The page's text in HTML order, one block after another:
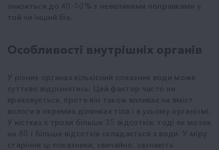
знизиться до 40-50% з невеликими поправками у
той чи інший бік.
Особливості внутрішніх органів
У різних органах кількісний показник води може
суттєво відрізнятись. Цей фактор часто не
враховується, проте він також впливає на вміст
вологи в окремих ділянках тіла і в усьому організмі.
У кістках є трохи більше 35 відсотків, тоді як мозок
на 80 і більше відсотків складається з води. У міру
старіння ці показники, звичайно, зазнають